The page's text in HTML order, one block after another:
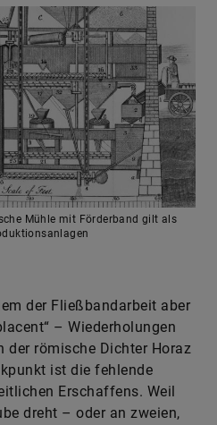
Mühle mit Förderband gilt als
der Fließbandarbeit aber
– Wiederholungen
der römische Dichter Horaz
ist die fehlende
Erschaffens. Weil
dreht – oder an zweien,